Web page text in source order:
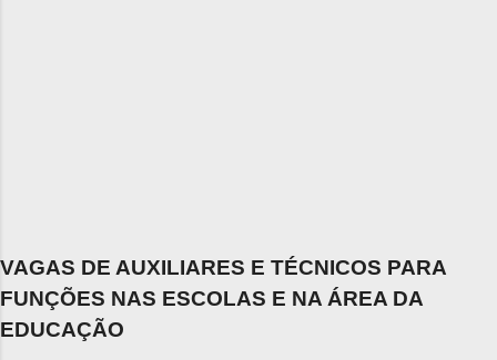
VAGAS DE AUXILIARES E TÉCNICOS PARA
FUNÇÕES NAS ESCOLAS E NA ÁREA DA
EDUCAÇÃO